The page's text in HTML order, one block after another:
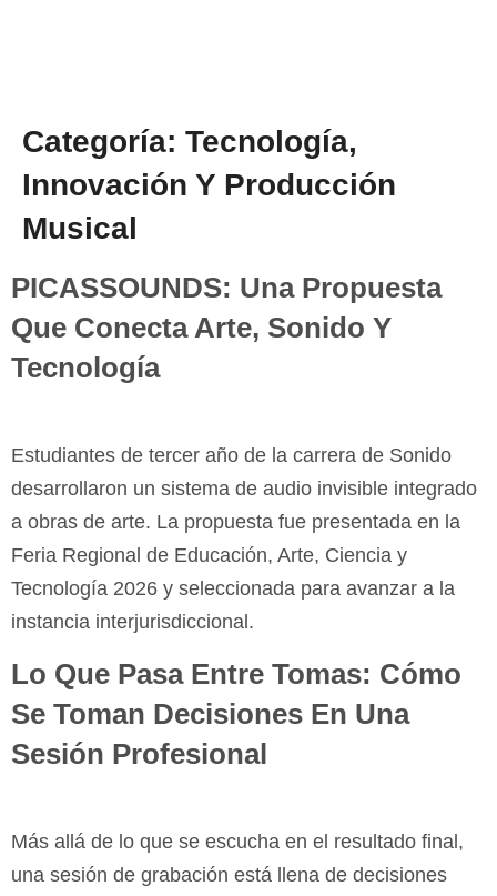
Categoría: Tecnología,
Innovación Y Producción
Musical
PICASSOUNDS: Una Propuesta
Que Conecta Arte, Sonido Y
Tecnología
Estudiantes de tercer año de la carrera de Sonido
desarrollaron un sistema de audio invisible integrado
a obras de arte. La propuesta fue presentada en la
Feria Regional de Educación, Arte, Ciencia y
Tecnología 2026 y seleccionada para avanzar a la
instancia interjurisdiccional.
Lo Que Pasa Entre Tomas: Cómo
Se Toman Decisiones En Una
Sesión Profesional
Más allá de lo que se escucha en el resultado final,
una sesión de grabación está llena de decisiones